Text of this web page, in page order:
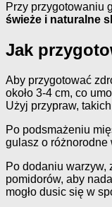
Przy przygotowaniu
świeże i naturalne
Jak
Aby przygotować
około 3-4 cm, co
Użyj przypraw,
Po podsmażeniu
gulasz o różnorodne
Po dodaniu warzyw,
pomidorów, aby
mogło dusic się w